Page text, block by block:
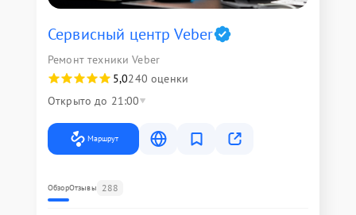
Сервисный центр Veber
Ремонт техники Veber
5,0240 оценки
Открыто до 21:00
Маршрут
ОбзорОтзывы 288